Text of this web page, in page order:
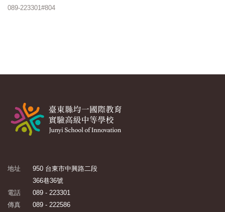
089-223301#804
地址
950 台東市中興路二段
366巷36號
電話
089 - 223301
傳真
089 - 222586